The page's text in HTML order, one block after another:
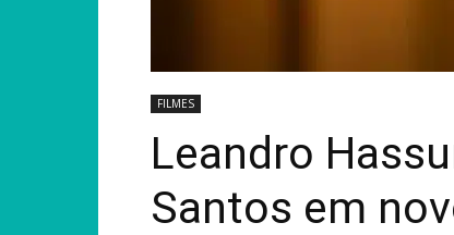
FILMES
Leandro
Santos em